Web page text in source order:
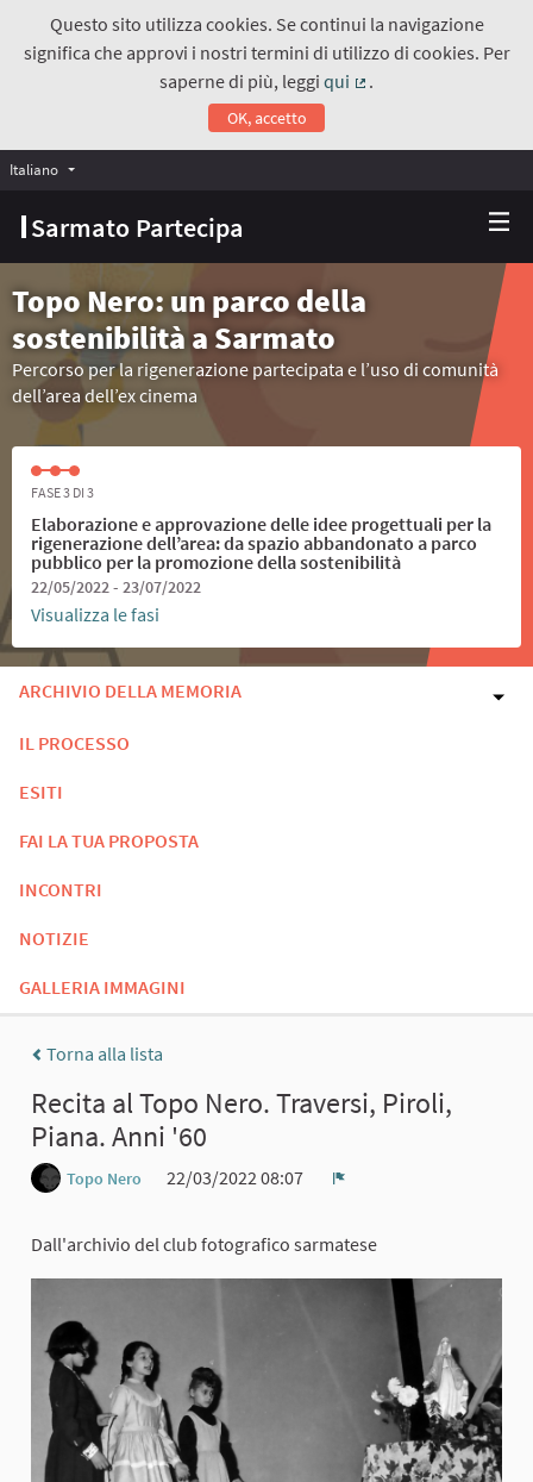
Questo sito utilizza cookies. Se continui la navigazione
significa che approvi i nostri termini di utilizzo di cookies. Per
saperne di più, leggiqui
.
OK, accetto
Sarmato Partecipa
Italiano Choose language
Topo Nero: un parco della
sostenibilità a Sarmato
Percorso per la rigenerazione partecipata e l’uso di comunità
dell’area dell’ex cinema
FASE 3 DI 3
Elaborazione e approvazione delle idee progettuali per la
rigenerazione dell’area: da spazio abbandonato a parco
pubblico per la promozione della sostenibilità
22/05/2022 - 23/07/2022
Visualizza le fasi
ARCHIVIO DELLA MEMORIA
IL PROCESSO
ESITI
FAI LA TUA PROPOSTA
INCONTRI
NOTIZIE
GALLERIA IMMAGINI
Torna alla lista
Recita al Topo Nero. Traversi, Piroli,
Piana. Anni '60
Topo Nero
22/03/2022 08:07
Dall'archivio del club fotografico sarmatese